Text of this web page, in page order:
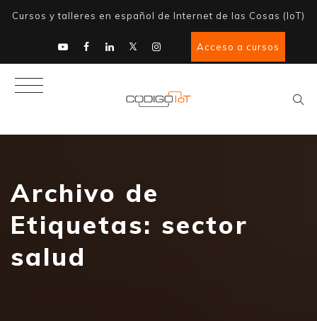
Cursos y talleres en español de Internet de las Cosas (IoT)
Acceso a cursos
Archivo de
Etiquetas: sector
salud